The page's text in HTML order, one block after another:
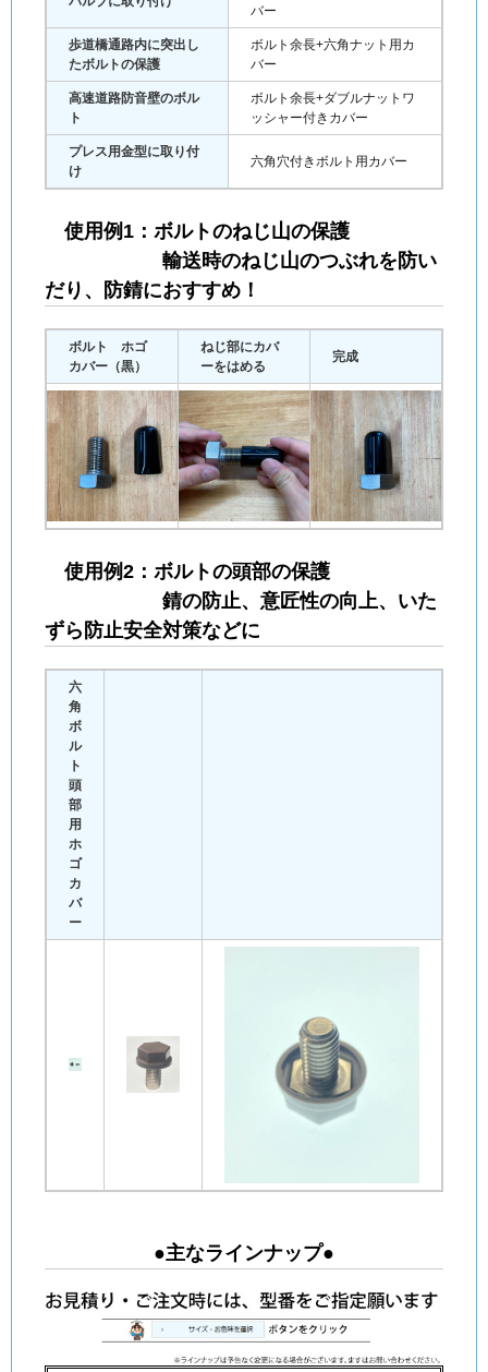
バー
歩道橋通路内に突出し
たボルトの保護
ボルト余長+六角ナット用カ
バー
高速道路防音壁のボル
ト
ボルト余長+ダブルナットワ
ッシャー付きカバー
プレス用金型に取り付
け
六角穴付きボルト用カバー
使用例1：ボルトのねじ山の保護
輸送時のねじ山のつぶれを防い
だり、防錆におすすめ！
ボルト ホゴ
カバー（黒）
ねじ部にカバ
ーをはめる
完成
使用例2：ボルトの頭部の保護
錆の防止、意匠性の向上、いた
ずら防止安全対策などに
六
角
ボ
ル
ト
頭
部
用
ホ
ゴ
カ
バ
ー
●主なラインナップ●